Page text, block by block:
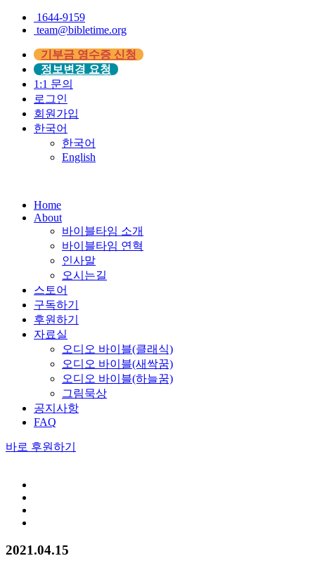
1644-9159
team@bibletime.org
기부금 영수증 신청
정보변경 요청
1:1 문의
로그인
회원가입
한국어
한국어
English
Home
About
바이블타임 소개
바이블타임 연혁
인사말
오시는길
스토어
구독하기
후원하기
자료실
오디오 바이블(클래식)
오디오 바이블(새싹꿈)
오디오 바이블(하늘꿈)
그림묵상
공지사항
FAQ
바로 후원하기
2021.04.15